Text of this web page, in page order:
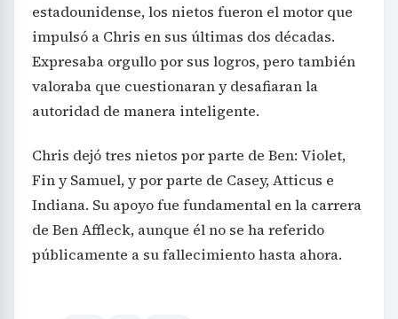
estadounidense, los nietos fueron el motor que
impulsó a Chris en sus últimas dos décadas.
Expresaba orgullo por sus logros, pero también
valoraba que cuestionaran y desafiaran la
autoridad de manera inteligente.
Chris dejó tres nietos por parte de Ben: Violet,
Fin y Samuel, y por parte de Casey, Atticus e
Indiana. Su apoyo fue fundamental en la carrera
de Ben Affleck, aunque él no se ha referido
públicamente a su fallecimiento hasta ahora.